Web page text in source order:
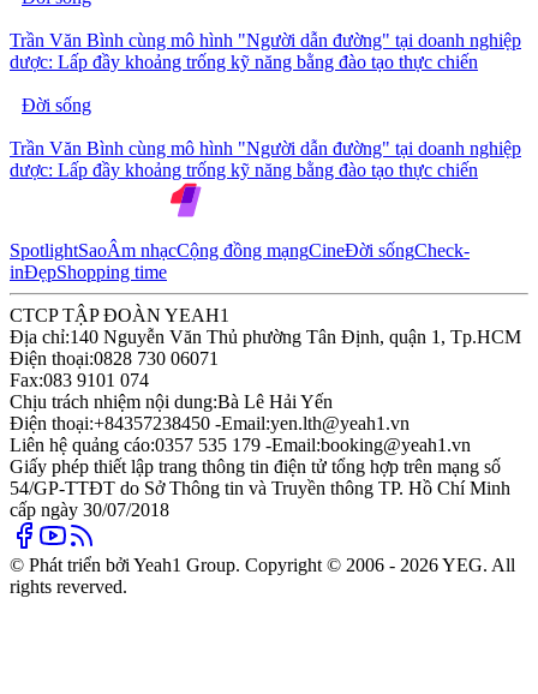
Trần Văn Bình cùng mô hình "Người dẫn đường" tại doanh nghiệp
dược: Lấp đầy khoảng trống kỹ năng bằng đào tạo thực chiến
Đời sống
Trần Văn Bình cùng mô hình "Người dẫn đường" tại doanh nghiệp
dược: Lấp đầy khoảng trống kỹ năng bằng đào tạo thực chiến
SpotlightSaoÂm nhạcCộng đồng mạngCineĐời sốngCheck-
inĐẹpShopping time
CTCP TẬP ĐOÀN YEAH1
Địa chỉ:140 Nguyễn Văn Thủ phường Tân Định, quận 1, Tp.HCM
Điện thoại:0828 730 06071
Fax:083 9101 074
Chịu trách nhiệm nội dung:Bà Lê Hải Yến
Điện thoại:+84357238450 -Email:yen.lth@yeah1.vn
Liên hệ quảng cáo:0357 535 179 -Email:booking@yeah1.vn
Giấy phép thiết lập trang thông tin điện tử tổng hợp trên mạng số
54/GP-TTĐT do Sở Thông tin và Truyền thông TP. Hồ Chí Minh
cấp ngày 30/07/2018
© Phát triển bởi Yeah1 Group. Copyright © 2006 - 2026 YEG. All
rights reverved.